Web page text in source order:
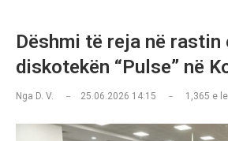
Dëshmi të reja në
diskotekën “Pulse” në
Nga D. V. 25.06.2026 14:15 1,365 e